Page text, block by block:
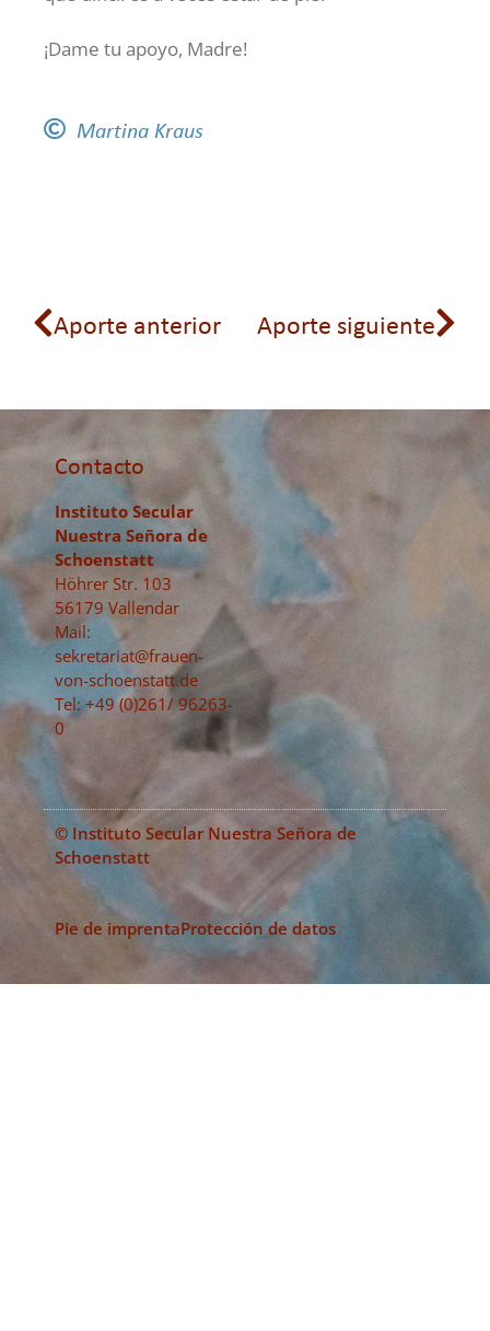
¡Dame tu apoyo, Madre!
Martina Kraus
Aporte anterior Aporte siguiente
Contacto
Instituto Secular
Nuestra Señora de
Schoenstatt
Höhrer Str. 103
56179 Vallendar
Mail:
sekretariat@frauen-
von-schoenstatt.de
Tel: +49 (0)261/ 96263-
0
© Instituto Secular Nuestra Señora de
Schoenstatt
Pie de imprentaProtección de datos